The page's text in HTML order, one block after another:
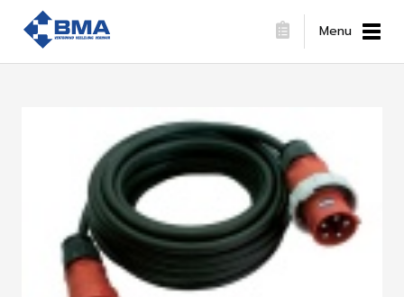
Menu